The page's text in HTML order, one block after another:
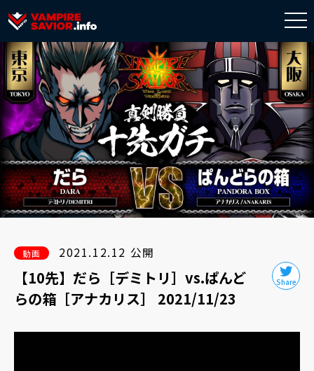
動画 2021.12.12 公開
【10先】だら［デミトリ］vs.ぱんど
らの箱［アナカリス］ 2021/11/23